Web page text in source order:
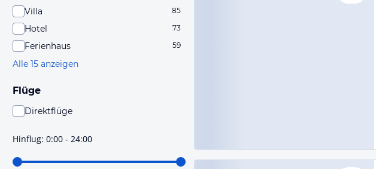
Villa 85
Hotel 73
Ferienhaus 59
Alle 15 anzeigen
Flüge
Direktflüge
hoher Wahrscheinlichkeit Direktflüge sind. Bitte
prüfe vor der Buchung noch einmal die Flugdetails.
Hinflug: 0:00 - 24:00